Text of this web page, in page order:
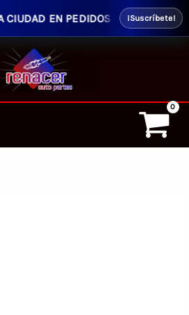
EN PEDIDOS SUPERIORES
¡Suscríbete!